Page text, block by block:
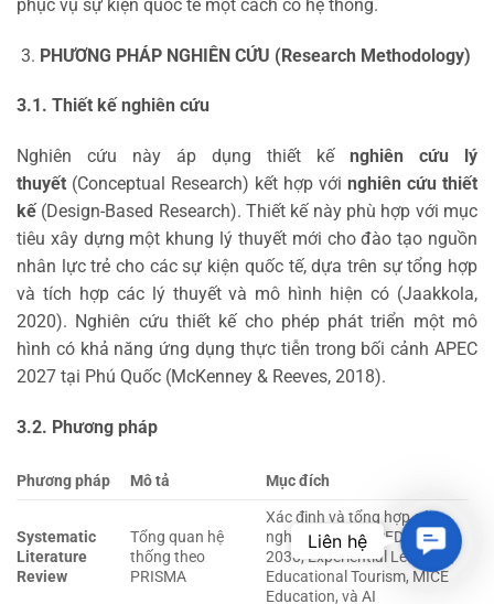
phục vụ sự kiện quốc tế một cách có hệ thống.
PHƯƠNG PHÁP NGHIÊN CỨU (Research Methodology)
3.1. Thiết kế nghiên cứu
Nghiên cứu này áp dụng thiết kế nghiên cứu lý
thuyết (Conceptual Research) kết hợp với nghiên cứu thiết
kế (Design-Based Research). Thiết kế này phù hợp với mục
tiêu xây dựng một khung lý thuyết mới cho đào tạo nguồn
nhân lực trẻ cho các sự kiện quốc tế, dựa trên sự tổng hợp
và tích hợp các lý thuyết và mô hình hiện có (Jaakkola,
2020). Nghiên cứu thiết kế cho phép phát triển một mô
hình có khả năng ứng dụng thực tiễn trong bối cảnh APEC
2027 tại Phú Quốc (McKenney & Reeves, 2018).
3.2. Phương pháp
Phương pháp Mô tả Mục đích
Systematic
Literature
Review
Tổng quan hệ
thống theo
PRISMA
Xác định và tổng hợp các
nghiên cứu về GCED, OECD
2030, Experiential Learning,
Educational Tourism, MICE
Education, và AI
Liên hệ